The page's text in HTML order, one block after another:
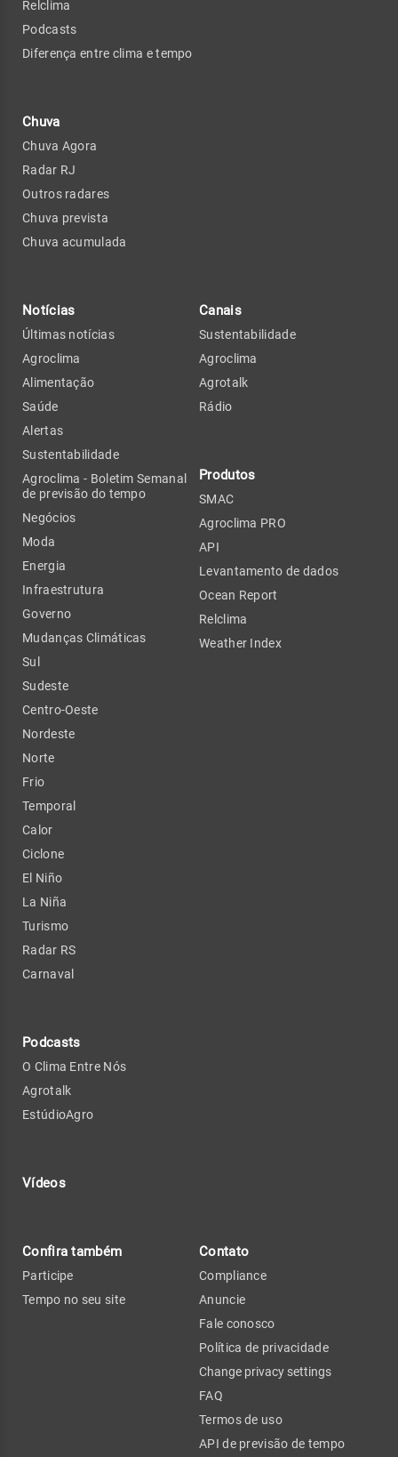
Relclima
Podcasts
Diferença entre clima e tempo
Chuva
Chuva Agora
Radar RJ
Outros radares
Chuva prevista
Chuva acumulada
Notícias
Últimas notícias
Agroclima
Alimentação
Saúde
Alertas
Sustentabilidade
Agroclima - Boletim Semanal
de previsão do tempo
Negócios
Moda
Energia
Infraestrutura
Governo
Mudanças Climáticas
Sul
Sudeste
Centro-Oeste
Nordeste
Norte
Frio
Temporal
Calor
Ciclone
El Niño
La Niña
Turismo
Radar RS
Carnaval
Podcasts
O Clima Entre Nós
Agrotalk
EstúdioAgro
Vídeos
Canais
Sustentabilidade
Agroclima
Agrotalk
Rádio
Produtos
SMAC
Agroclima PRO
API
Levantamento de dados
Ocean Report
Relclima
Weather Index
Confira também
Participe
Tempo no seu site
Contato
Compliance
Anuncie
Fale conosco
Política de privacidade
Change privacy settings
FAQ
Termos de uso
API de previsão de tempo